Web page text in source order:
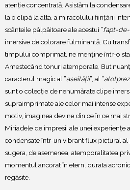
atenție concentrată. Asistăm la
la o clipă la alta, a miracolului ființării
scânteile pâlpâitoare ale acestui ”fapt-
imersive de colorare fulminantă. Cu
timpului comprimat, ne menține într-o
Amestecând tonuri atemporale, But
caracterul magic al ”aseității”, al ”
sunt o colecție de nenumărate clipe
supraimprimate ale celor mai intense
motiv, imaginea devine din ce în ce mai
Miriadele de impresii ale unei experiențe
condensate într-un vibrant flux pictural
sugera, de asemenea, atemporalitatea
momentul ancorat în etern, durata
regăsite.